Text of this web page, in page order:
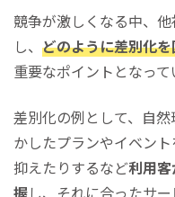
競争が激しくなる中、
し、 どのように差別化
重要なポイントとなって
差別化の例として、自
かしたプランやイベン
抑えたりするなど利用
握し、それに合ったサ